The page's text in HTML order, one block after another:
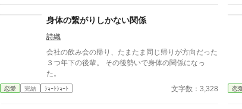
か来ないのも気にもせずスカートのファスナーを上げ
ちゃんの秘密の悩みです。
身体の繋がりしかない関係
詩織
会社の飲み会の帰り、たまたま同じ帰りが方向だった
３つ年下の後輩。 その後勢いで身体の関係になっ
た。
恋愛 完結 ｼｮｰﾄｼｮｰﾄ 文字数：3,328 恋